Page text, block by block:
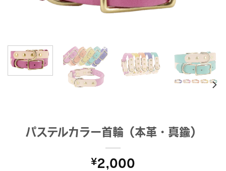
パステルカラー首輪（本革・真鍮）
¥2,000